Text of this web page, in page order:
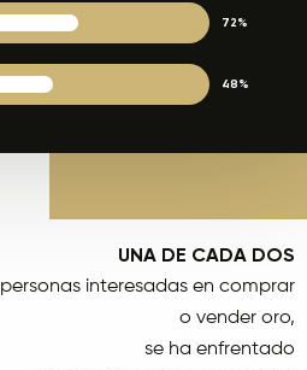
72%
48%
UNA DE CADA DOS
personas interesadas en comprar
o vender oro,
se ha enfrentado